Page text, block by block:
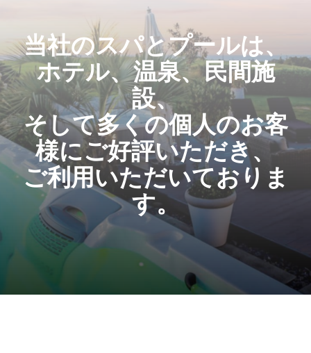
当社のスパとプールは、
ホテル、温泉、民間施
設、
そして多くの個人のお客
様にご好評いただき、
ご利用いただいておりま
す。